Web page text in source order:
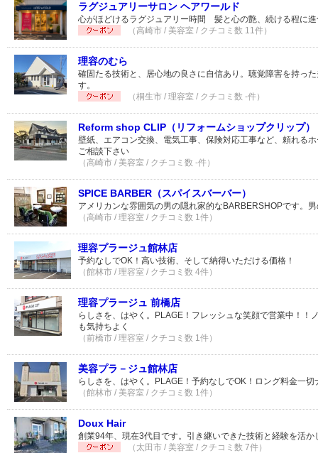
ラグジュアリーサロン ヘアワールド
心がほどけるラグジュアリー時間 髪と心の艶、続ける程に
（高崎市 / 美容室 / クチコミ数 11件）
理容のむら
確固たる技術と、居心地の良さに自信あり。聴覚障害を持っ
す。
（桐生市 / 理容室 / クチコミ数 -件）
Reform shop CLIP（リフォームショップクリップ）
壁紙、エアコン交換、電気工事、保険対応工事など、頼れる
ご相談下さい
（高崎市 / 美容室 / クチコミ数 -件）
SPICE BARBER（スパイスバーバー）
アメリカンな雰囲気の男の隠れ家的なBARBERSHOPです。
（高崎市 / 理容室 / クチコミ数 1件）
理容プラージュ館林店
予約なしでOK！高い技術、そして納得いただける価格！
（館林市 / 理容室 / クチコミ数 4件）
理容プラージュ 前橋店
らしさを、はやく。PLAGE！フレッシュな笑顔で営業中！！
も気持ちよく
（前橋市 / 理容室 / クチコミ数 1件）
美容プラ－ジュ館林店
らしさを、はやく。PLAGE！予約なしでOK！ロング料金一
（館林市 / 美容室 / クチコミ数 1件）
Doux Hair
創業94年、現在3代目です。引き継いできた技術と経験を活か
（太田市 / 美容室 / クチコミ数 7件）